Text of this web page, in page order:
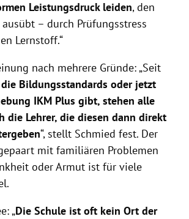
Leistungsdruck leiden, den
– durch Prüfungsstress
Lernstoff.“
nach mehrere Gründe: „Seit
die Bildungsstandards oder jetzt
IKM Plus gibt, stehen alle
die Lehrer, die diesen dann direkt
“, stellt Schmied fest. Der
mit familiären Problemen
oder Armut ist für viele
„Die Schule ist oft kein Ort der